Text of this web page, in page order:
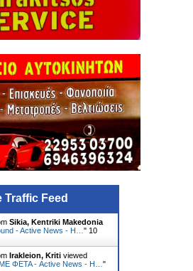
Traffic Feed
Sikia, Kentriki Makedonia
- Active News - Η… " 10
Irakleion, Kriti viewed
ΦΕΤΑ - Active News - Η… "